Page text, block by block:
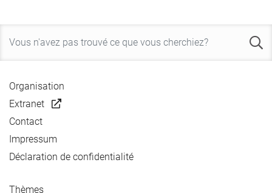
Organisation
Extranet
Contact
Impressum
Déclaration de confidentialité
Thèmes